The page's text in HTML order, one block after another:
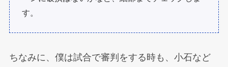
す。
ちなみに、僕は試合で審判をする時も、小石など